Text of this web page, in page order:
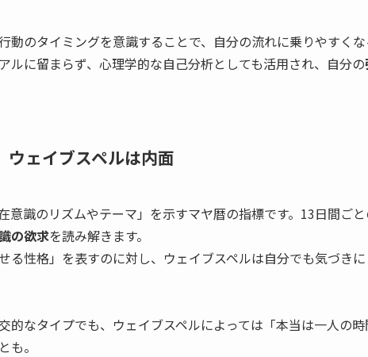
動のタイミングを意識することで、自分の流れに乗りやすくな
ルに留まらず、心理学的な自己分析としても活用され、自分の
ウェイブスペルは内面
意識のリズムやテーマ」を示すマヤ暦の指標です。13日間ご
の欲求を読み解きます。
る性格」を表すのに対し、ウェイブスペルは自分でも気づき
的なタイプでも、ウェイブスペルによっては「本当は一人の
も。